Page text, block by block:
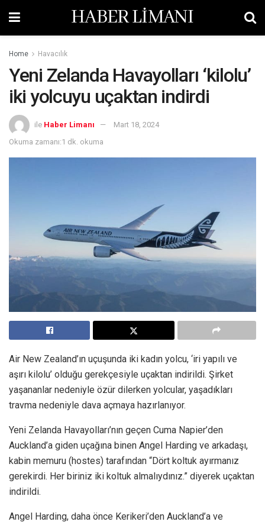
HABER LİMANI
Home Havacılık
Yeni Zelanda Havayolları ‘kilolu’
iki yolcuyu uçaktan indirdi
ile Haber Limanı
Mart 18, 2024
Okuma zamanı:1 dk. okuma
Air New Zealand’ın uçuşunda iki kadın yolcu, ‘iri yapılı ve
aşırı kilolu’ olduğu gerekçesiyle uçaktan indirildi. Şirket
yaşananlar nedeniyle özür dilerken yolcular, yaşadıkları
travma nedeniyle dava açmaya hazırlanıyor.
Yeni Zelanda Havayolları’nın geçen Cuma Napier’den
Auckland’a giden uçağına binen Angel Harding ve arkadaşı,
kabin memuru (hostes) tarafından “Dört koltuk ayırmanız
gerekirdi. Her biriniz iki koltuk almalıydınız.” diyerek uçaktan
indirildi.
Angel Harding, daha önce Kerikeri’den Auckland’a ve